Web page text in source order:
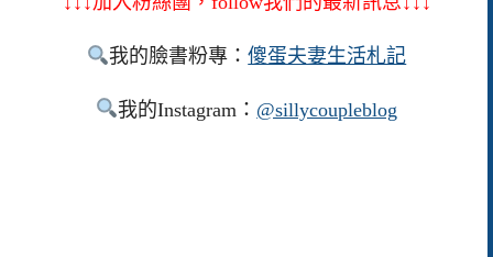
我的臉書粉專：傻蛋夫妻生活札記
我的Instagram： @sillycoupleblog